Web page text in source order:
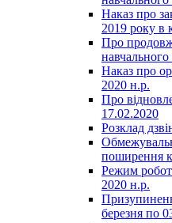
Наказ про
2019 року в
Про
Наказ про
2020 н.р.
Про
17.02.2020
Розклад
поширення
Режим
2020 н.р.
березня по